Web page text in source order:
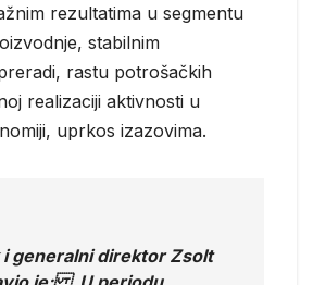
rezultatima u segmentu
stabilnim
rastu potrošačkih
realizaciji aktivnosti u
uprkos izazovima.
generalni direktor Zsolt